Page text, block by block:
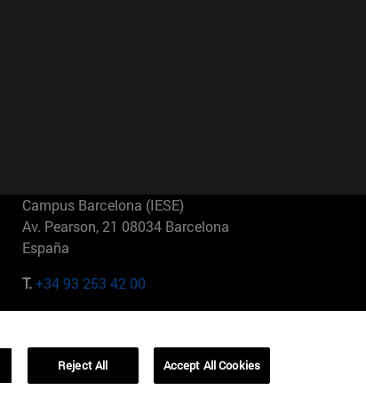
Campus Barcelona (IESE)
Av. Pearson, 21 08034 Barcelona
España
T.+34 93 253 42 00
01321001 Bela Vista Brasil
Reject All Accept All Cookies